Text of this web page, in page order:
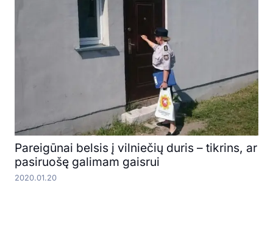
Pareigūnai belsis į vilniečių duris – tikrins, ar
pasiruošę galimam gaisrui
2020.01.20